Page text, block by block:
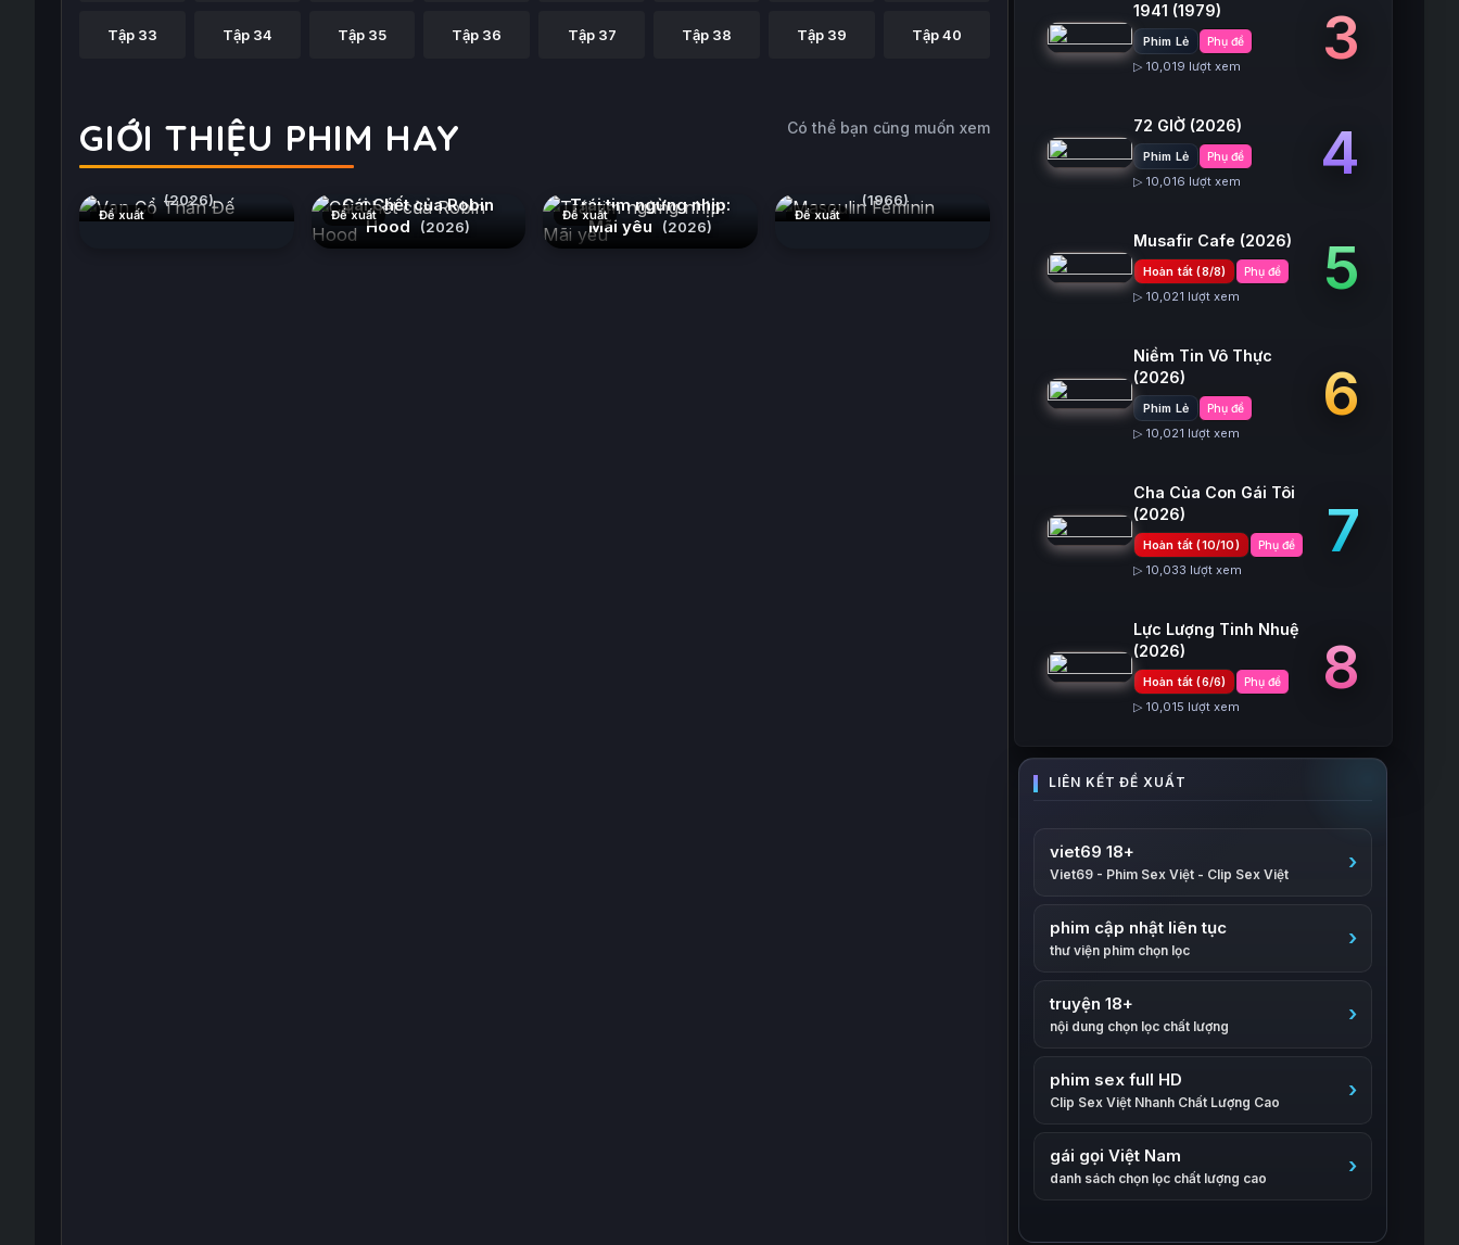
Tập 33 Tập 34 Tập 35 Tập 36 Tập 37 Tập 38 Tập 39 Tập 40
GIỚI THIỆU PHIM HAY Có thể bạn cũng muốn xem
Đề xuất
(2026)
Đề xuất
Cái Chết của Robin
Hood
(2026)
Đề xuất
Trái tim ngừng nhịp:
Mãi yêu
(2026)
Đề xuất
(1966)
1941 (1979)
Phim Lẻ Phụ đề
▷ 10,019 lượt xem 3
72 GIỜ (2026)
Phim Lẻ Phụ đề
▷ 10,016 lượt xem 4
Musafir Cafe (2026)
Hoàn tất (8/8) Phụ đề
▷ 10,021 lượt xem 5
Niềm Tin Vô Thực
(2026)
Phim Lẻ Phụ đề
▷ 10,021 lượt xem
6
Cha Của Con Gái Tôi
(2026)
Hoàn tất (10/10) Phụ đề
▷ 10,033 lượt xem
7
Lực Lượng Tinh Nhuệ
(2026)
Hoàn tất (6/6) Phụ đề
▷ 10,015 lượt xem
8
viet69 18+
Viet69 - Phim Sex Việt - Clip Sex Việt
phim cập nhật liên tục
thư viện phim chọn lọc
truyện 18+
nội dung chọn lọc chất lượng
phim sex full HD
Clip Sex Việt Nhanh Chất Lượng Cao
gái gọi Việt Nam
danh sách chọn lọc chất lượng cao